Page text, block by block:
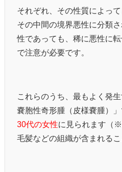
それぞれ、その性質によっ
その中間の境界悪性に分類
性であっても、稀に悪性に
で注意が必要です。
これらのうち、最もよく発
嚢胞性奇形腫（皮様嚢腫）
30代の女性に見られます（
毛髪などの組織が含まれるこ